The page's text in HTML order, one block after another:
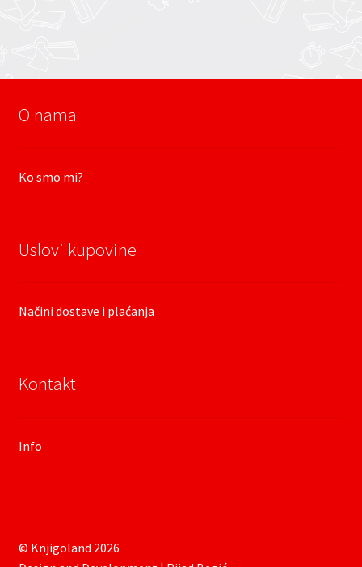
O nama
Ko smo mi?
Uslovi kupovine
Načini dostave i plaćanja
Kontakt
Info
© Knjigoland 2026